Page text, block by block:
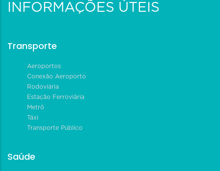
INFORMAÇÕES ÚTEIS
Transporte
Aeroportos
Conexão Aeroporto
Rodoviária
Estação Ferroviária
Metrô
Táxi
Transporte Público
Saúde